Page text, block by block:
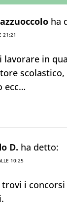
ha
21:21
lavorare in
scolastico,
ecc…
D. ha detto:
10:25
trovi i